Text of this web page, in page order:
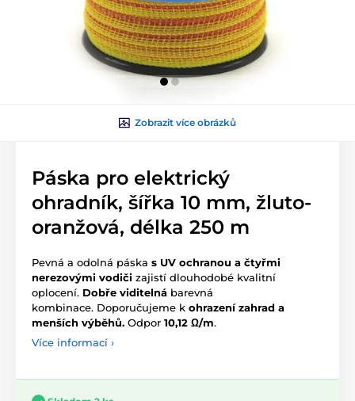
Zobrazit více obrázků
Páska pro elektrický
ohradník, šířka 10 mm, žluto-
oranžová, délka 250 m
Pevná a odolná páska s UV ochranou a čtyřmi
nerezovými vodiči zajistí dlouhodobé kvalitní
oplocení. Dobře viditelná barevná
kombinace. Doporučujeme k ohrazení zahrad a
menších výběhů. Odpor 10,12 Ω/m.
Více informací ›